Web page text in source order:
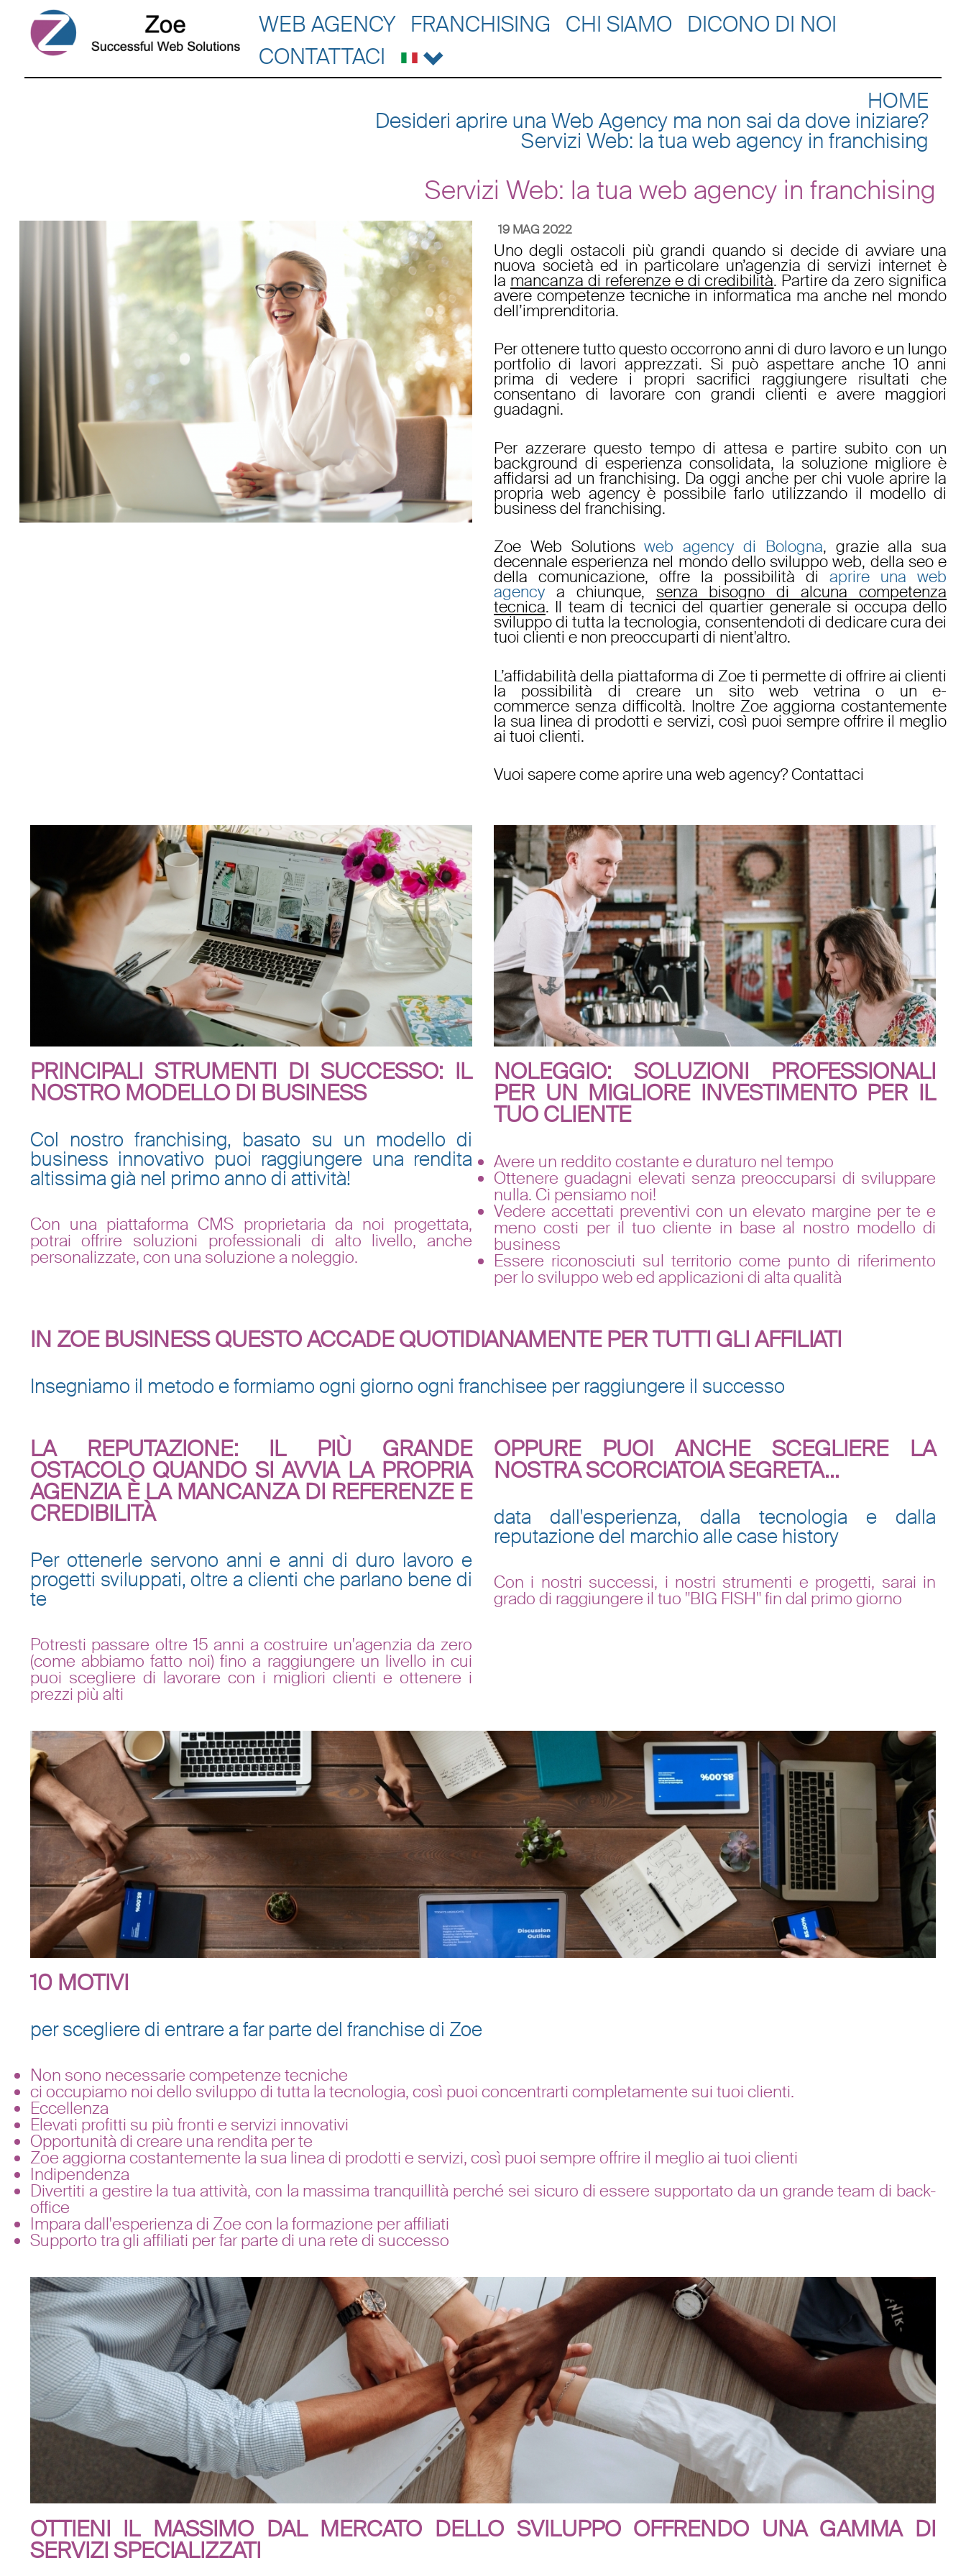
WEB AGENCY FRANCHISING CHI SIAMO
DICONO DI NOI
CONTATTACI
HOME
Desideri aprire una Web Agency ma non sai da dove iniziare?
Servizi Web: la tua web agency in franchising
Servizi Web: la tua web agency in franchising
19 MAG 2022
Uno degli ostacoli più grandi quando si decide di avviare una
nuova società ed in particolare un’agenzia di servizi internet è
la mancanza di referenze e di credibilità. Partire da zero significa
avere competenze tecniche in informatica ma anche nel mondo
dell’imprenditoria.
Per ottenere tutto questo occorrono anni di duro lavoro e un lungo
portfolio di lavori apprezzati. Si può aspettare anche 10 anni
prima di vedere i propri sacrifici raggiungere risultati che
consentano di lavorare con grandi clienti e avere maggiori
guadagni.
Per azzerare questo tempo di attesa e partire subito con un
background di esperienza consolidata, la soluzione migliore è
affidarsi ad unfranchising. Da oggi anche per chi vuoleaprire la
propria web agencyè possibile farlo utilizzando il modello di
business del franchising.
Zoe Web Solutionsweb agency di Bologna, grazie alla sua
decennale esperienza nel mondo dello sviluppo web, della seoe
della comunicazione, offre la possibilità diaprire una web
agencya chiunque, senza bisogno di alcuna competenza
tecnica. Il team di tecnici del quartier generale si occupa dello
sviluppo di tutta la tecnologia, consentendoti di dedicare cura dei
tuoi clienti e non preoccuparti di nient'altro.
L’affidabilità della piattaforma di Zoe ti permette di offrire ai clienti
la possibilità di creare un sito web vetrina o une-
commercesenza difficoltà. Inoltre Zoe aggiorna costantemente
la sua linea di prodotti e servizi, così puoi sempre offrire il meglio
ai tuoi clienti.
Vuoi saperecome aprire una web agency? Contattaci
PRINCIPALI STRUMENTI DI SUCCESSO: IL
NOSTRO MODELLO DI BUSINESS
Col nostro franchising, basato su un modello di
business innovativo puoi raggiungere una rendita
altissima già nel primo anno di attività!
Con una piattaforma CMS proprietaria da noi progettata,
potrai offrire soluzioni professionali di alto livello, anche
personalizzate, con una soluzione a noleggio.
NOLEGGIO: SOLUZIONI PROFESSIONALI
PER UN MIGLIORE INVESTIMENTO PER IL
TUO CLIENTE
Avere un reddito costante e duraturo nel tempo
Ottenere guadagni elevati senza preoccuparsi di sviluppare
nulla. Ci pensiamo noi!
Vedere accettati preventivi con un elevato margine per te e
meno costi per il tuo cliente in base al nostro modello di
business
Essere riconosciuti sul territorio come punto di riferimento
per lo sviluppo web ed applicazioni di alta qualità
IN ZOE BUSINESS QUESTO ACCADE QUOTIDIANAMENTE PER TUTTI GLI AFFILIATI
Insegniamo il metodo e formiamo ogni giorno ogni franchisee per raggiungere il successo
LA REPUTAZIONE: IL PIÙ GRANDE
OSTACOLO QUANDO SI AVVIA LA PROPRIA
AGENZIA È LA MANCANZA DI REFERENZE E
CREDIBILITÀ
Per ottenerle servono anni e anni di duro lavoro e
progetti sviluppati, oltre a clienti che parlano bene di
te
Potresti passare oltre 15 anni a costruire un'agenzia da zero
(come abbiamo fatto noi) fino a raggiungere un livello in cui
puoi scegliere di lavorare con i migliori clienti e ottenere i
prezzi più alti
OPPURE PUOI ANCHE SCEGLIERE LA
NOSTRA SCORCIATOIA SEGRETA...
data dall'esperienza, dalla tecnologia e dalla
reputazione del marchio alle case history
Con i nostri successi, i nostri strumenti e progetti, sarai in
grado di raggiungere il tuo "BIG FISH" fin dal primo giorno
10 MOTIVI
per scegliere di entrare a far parte del franchise di Zoe
Non sono necessarie competenze tecniche
ci occupiamo noi dello sviluppo di tutta la tecnologia, così puoi concentrarti completamente sui tuoi clienti.
Eccellenza
Elevati profitti su più fronti e servizi innovativi
Opportunità di creare una rendita per te
Zoe aggiorna costantemente la sua linea di prodotti e servizi, così puoi sempre offrire il meglio ai tuoi clienti
Indipendenza
Divertiti a gestire la tua attività, con la massima tranquillità perché sei sicuro di essere supportato da un grande team di back-
office
Impara dall'esperienza di Zoe con la formazione per affiliati
Supporto tra gli affiliati per far parte di una rete di successo
OTTIENI IL MASSIMO DAL MERCATO DELLO SVILUPPO OFFRENDO UNA GAMMA DI
SERVIZI SPECIALIZZATI